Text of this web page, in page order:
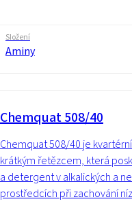
Složení
Aminy
Chemquat 508/40
Chemquat 508/40 je
krátkým řetězcem, která
a detergent v alkalických a
prostředcích při zachování